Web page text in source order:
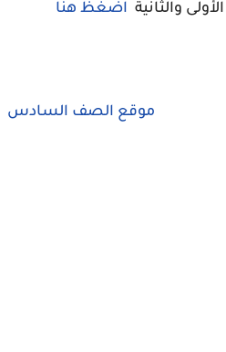
والثّانية اضغظ هنا
موقع الصف السادس